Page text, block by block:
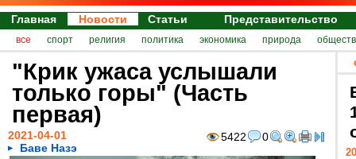
Главная Новости Статьи Представительство
все спорт религия политика экономика природа
"Крик ужаса услышали
только горы" (Часть
первая)
5422 0
2021-04-01
Баве Назэ